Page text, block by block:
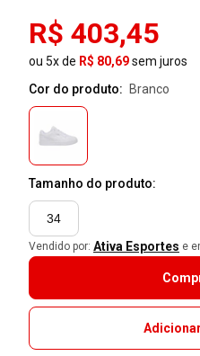
R$ 403,45
ou 5x de R$ 80,69sem juros
Cor do produto:
branco
Tamanho do produto:
34
Vendido por: Ativa Esportes e